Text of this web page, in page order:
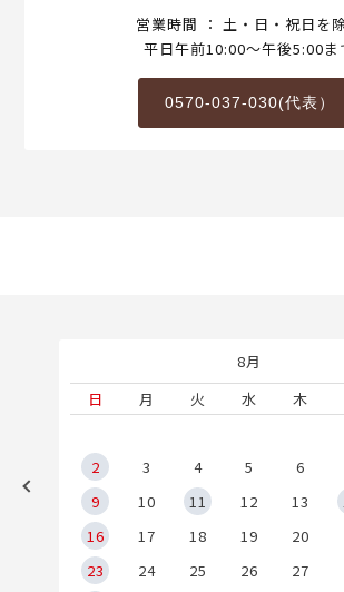
営業時間 ： 土・日・祝日を
平日午前10:00～午後5:00ま
0570-037-030(代表）
8月
日
月 火 水 木
2
3 4 5 6
9
10 11 12 13
16
17 18 19 20
23
24 25 26 27